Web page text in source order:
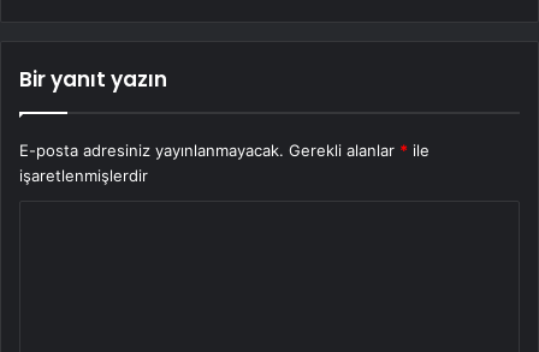
Bir yanıt yazın
E-posta adresiniz yayınlanmayacak. Gerekli alanlar * ile
işaretlenmişlerdir